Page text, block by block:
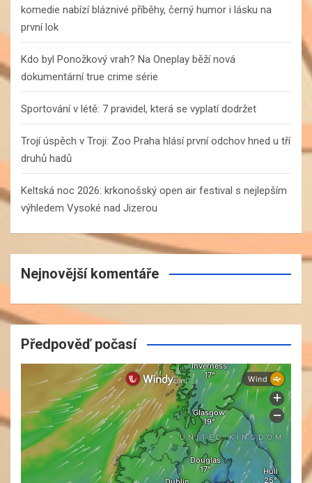
komedie nabízí bláznivé příběhy, černý humor i lásku na
první lok
Kdo byl Ponožkový vrah? Na Oneplay běží nová
dokumentární true crime série
Sportování v létě: 7 pravidel, která se vyplatí dodržet
Trojí úspěch v Troji: Zoo Praha hlásí první odchov hned u tří
druhů hadů
Keltská noc 2026: krkonošský open air festival s nejlepším
výhledem Vysoké nad Jizerou
Nejnovější komentáře
Předpověď počasí